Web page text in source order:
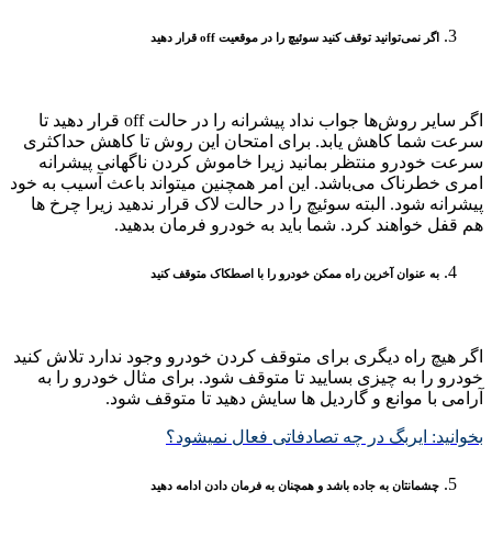
اگر نمی‌توانید توقف کنید سوئیچ را در موقعیت off قرار دهید
اگر سایر روش‌ها جواب نداد پیشرانه را در حالت off قرار دهید تا
سرعت شما کاهش یابد. برای امتحان این روش تا کاهش حداکثری
سرعت خودرو منتظر بمانید زیرا خاموش کردن ناگهانی پیشرانه
امری خطرناک می‌باشد. این امر همچنین میتواند باعث آسیب به خود
پیشرانه شود. البته سوئیچ را در حالت لاک قرار ندهید زیرا چرخ ها
هم قفل خواهند کرد. شما باید به خودرو فرمان بدهید.
به عنوان آخرین راه ممکن خودرو را با اصطکاک متوقف کنید
اگر هیچ راه دیگری برای متوقف کردن خودرو وجود ندارد تلاش کنید
خودرو را به چیزی بسایید تا متوقف شود. برای مثال خودرو را به
آرامی با موانع و گاردیل ها سایش دهید تا متوقف شود.
بخوانید: ایربگ در چه تصادفاتی فعال نمیشود؟
چشمانتان به جاده باشد و همچنان به فرمان دادن ادامه دهید